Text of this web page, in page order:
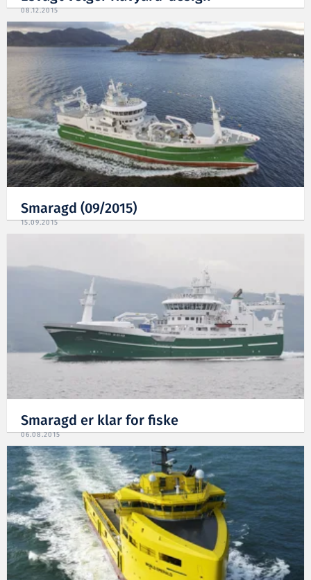
08.12.2015
Smaragd (09/2015)
15.09.2015
Smaragd er klar for fiske
06.08.2015